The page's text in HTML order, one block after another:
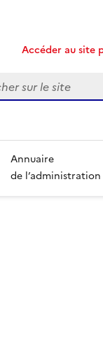
Accéder au site
Annuaire
de l’administration